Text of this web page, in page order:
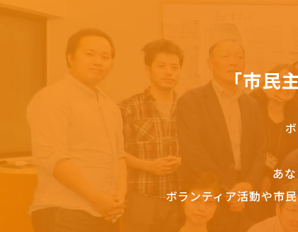
「市民
あ
ボランティア活動や市